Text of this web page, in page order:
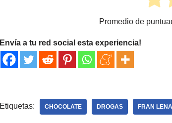
Promedio de
Envía a tu red social esta experiencia!
Etiquetas: CHOCOLATE DROGAS FRAN